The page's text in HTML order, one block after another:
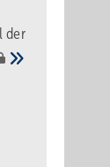
der